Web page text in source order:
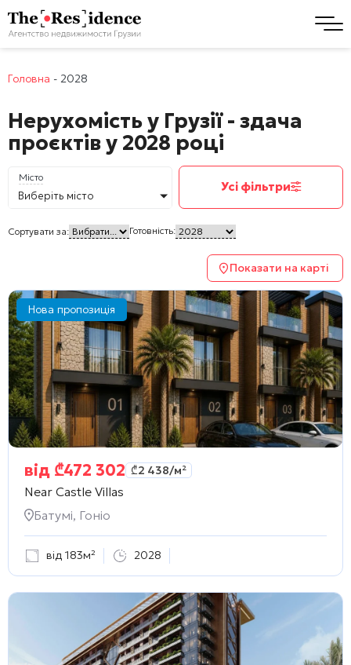
Головна - 2028
Нерухомість у Грузії - здача
проєктів у 2028 році
Місто
Виберіть місто
Усі фільтри
Сортувати за: Готовність:
Показати на карті
Нова пропозиція
від ₾472 302 ₾2 438/м²
Near Castle Villas
Батумі, Гоніо
від 183м² 2028